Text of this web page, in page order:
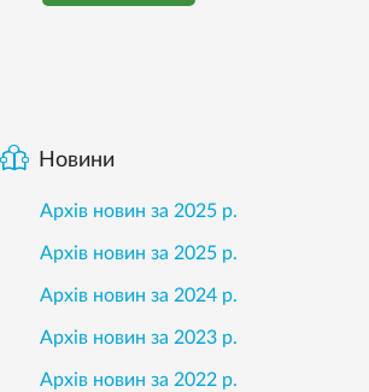
Новини
Архів новин за 2025 р.
Архів новин за 2025 р.
Архів новин за 2024 р.
Архів новин за 2023 р.
Архів новин за 2022 р.